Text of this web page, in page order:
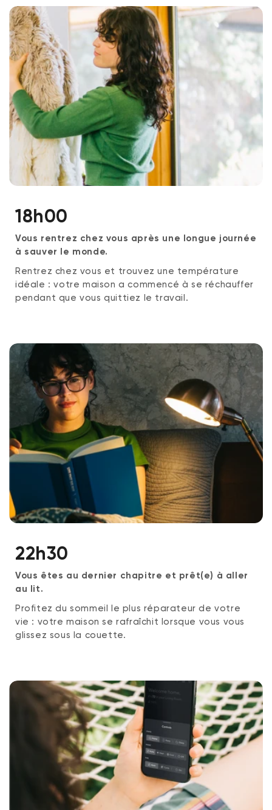
18h00
Vous rentrez chez vous après une longue journée
à sauver le monde.
Rentrez chez vous et trouvez une température
idéale : votre maison a commencé à se réchauffer
pendant que vous quittiez le travail.
22h30
Vous êtes au dernier chapitre et prêt(e) à aller
au lit.
Profitez du sommeil le plus réparateur de votre
vie : votre maison se rafraîchit lorsque vous vous
glissez sous la couette.